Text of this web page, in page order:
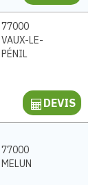
77000
VAUX-LE-
PÉNIL
DEVIS
77000
MELUN